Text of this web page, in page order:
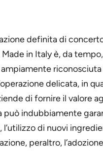
definita di
in Italy è, da
delicata, in
di fornire il valore
indubbiamente
di nuovi
peraltro,